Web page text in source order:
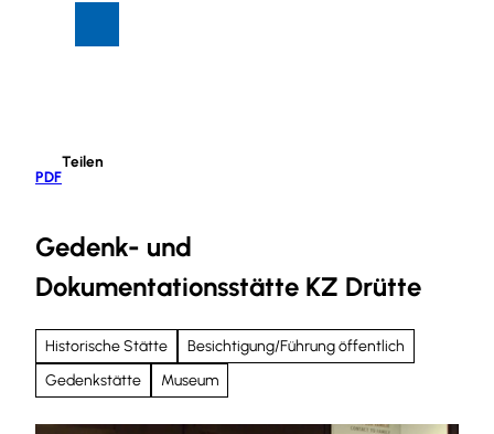
PDF
Teilen
Gedenk- und
Dokumentationsstätte KZ Drütte
Historische Stätte
Besichtigung/Führung öffentlich
Gedenkstätte
Museum